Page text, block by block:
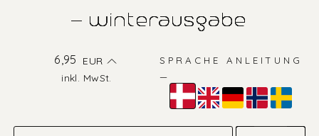
- winterausgabe
6,95 Normaler
Preis
EUR
inkl. MwSt.
SPRACHE ANLEITUNG
—
Dänisch